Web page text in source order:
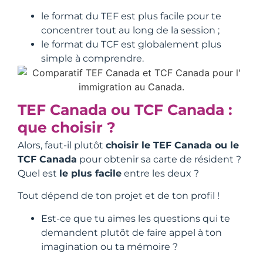
le format du TEF est plus facile pour te
concentrer tout au long de la session ;
le format du TCF est globalement plus
simple à comprendre.
TEF Canada ou TCF Canada :
que choisir ?
Alors, faut-il plutôt choisir le TEF Canada ou le
TCF Canada pour obtenir sa carte de résident ?
Quel est le plus facile entre les deux ?
Tout dépend de ton projet et de ton profil !
Est-ce que tu aimes les questions qui te
demandent plutôt de faire appel à ton
imagination ou ta mémoire ?